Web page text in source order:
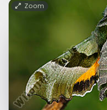
Zoom